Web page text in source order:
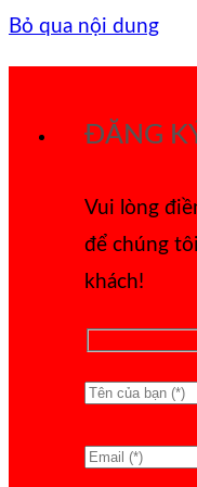
Bỏ qua nội dung
ĐĂNG
Vui lòng
để chúng
khách!